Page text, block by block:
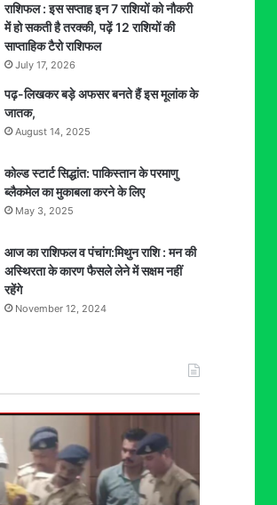
राशिफल : इस सप्ताह इन 7 राशियों को नौकरी
में हो सकती है तरक्की, पढ़ें 12 राशियों की
साप्ताहिक टैरो राशिफल
July 17, 2026
पढ़-लिखकर बड़े अफसर बनते हैं इस मूलांक के
जातक,
August 14, 2025
कोल्ड स्टार्ट सिद्धांत: पाकिस्तान के परमाणु
ब्लैकमेल का मुकाबला करने के लिए
May 3, 2025
आज का राशिफल व पंचांग:मिथुन राशि : मन की
अस्थिरता के कारण फैसले लेने में सक्षम नहीं
रहेंगे
November 12, 2024